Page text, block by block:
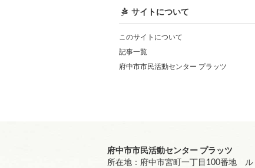
サイトについて
このサイトについて
記事一覧
府中市市民活動センター プラッツ
府中市市民活動センター プラッツ
所在地：府中市宮町一丁目100番地 ル